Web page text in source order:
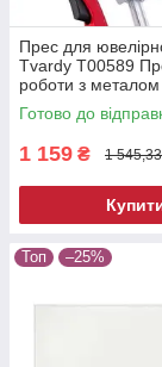
Прес для
Tvardy T00589
роботи з металом
Готово до
1 159 ₴ 1
Топ –25%